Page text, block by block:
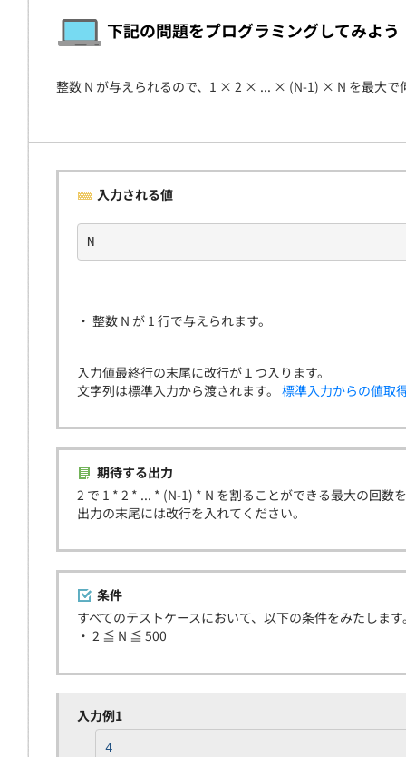
契約
下記の問題をプログラミングしてみよう
整数 N が与えられるので、1 × 2 × ... × (N-1) × N を最大で
入力される値
N
・ 整数 N が 1 行で与えられます。
入力値最終行の末尾に改行が１つ入ります。
文字列は標準入力から渡されます。 標準入力からの値取
期待する出力
2 で 1 * 2 * ... * (N-1) * N を割ることができる最大の回数
出力の末尾には改行を入れてください。
条件
すべてのテストケースにおいて、以下の条件をみたします
・ 2 ≦ N ≦ 500
入力例1
4